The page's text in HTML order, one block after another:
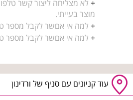
+ לא מצליחה ליצור קשר
מוצר בעייתי.
+ למה אי אםשר לקבל מספר
+ למה אי אםשר לקבל מספר
עוד קניונים עם סניף של ורדינון